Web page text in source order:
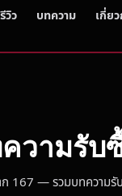
รีวิว บทความ เกี่ย
วามรับ
167 — รวมบทความรั